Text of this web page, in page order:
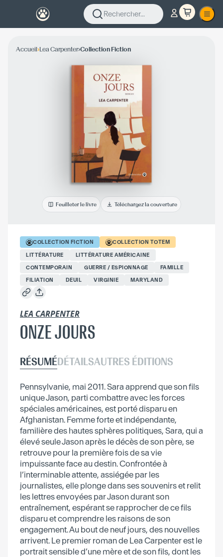
Rechercher...
Accueil›Lea Carpenter›Collection Fiction
Feuilleter le livre Téléchargez la couverture
COLLECTION FICTION COLLECTION TOTEM
LITTÉRATURE
LITTÉRATURE AMÉRICAINE
CONTEMPORAIN
GUERRE / ESPIONNAGE
FAMILLE
FILIATION
DEUIL VIRGINIE MARYLAND
LEA CARPENTER
ONZE JOURS
RÉSUMÉDÉTAILSAUTRES ÉDITIONS
Pennsylvanie, mai 2011. Sara apprend que son fils
unique Jason, parti combattre avec les forces
spéciales américaines, est porté disparu en
Afghanistan. Femme forte et indépendante,
familière des hautes sphères politiques, Sara, qui a
élevé seule Jason après le décès de son père, se
retrouve pour la première fois de sa vie
impuissante face au destin. Confrontée à
l’interminable attente, assiégée par les
journalistes, elle plonge dans ses souvenirs et relit
les lettres envoyées par Jason durant son
entraînement, espérant se rapprocher de ce fils
disparu et comprendre les raisons de son
engagement. Au bout de neuf jours, des nouvelles
arrivent. Le premier roman de Lea Carpenter est le
portrait sensible d’une mère et de son fils, dont les